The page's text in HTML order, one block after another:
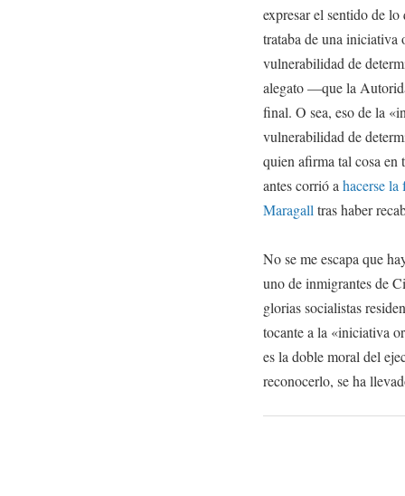
expresar el sentido de lo
trataba de una iniciativa
vulnerabilidad de
alegato —que la
final. O sea, eso de la
vulnerabilidad de
quien afirma tal cosa en
antes corrió a hacerse la
Maragall tras haber
No se me escapa que
uno de inmigrantes de
glorias socialistas
tocante a la «iniciativa
es la doble moral del
reconocerlo, se ha